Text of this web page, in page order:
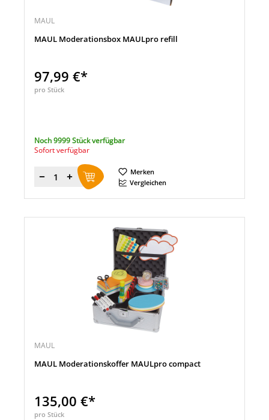
MAUL
MAUL Moderationsbox MAULpro refill
97,99 €*
pro Stück
Noch 9999 Stück verfügbar
Sofort verfügbar
Menge
Merken
Vergleichen
MAUL
MAUL Moderationskoffer MAULpro compact
135,00 €*
pro Stück